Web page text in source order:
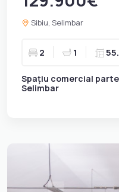
Sibiu, Selimbar
2 1
Spațiu comercial
Selimbar